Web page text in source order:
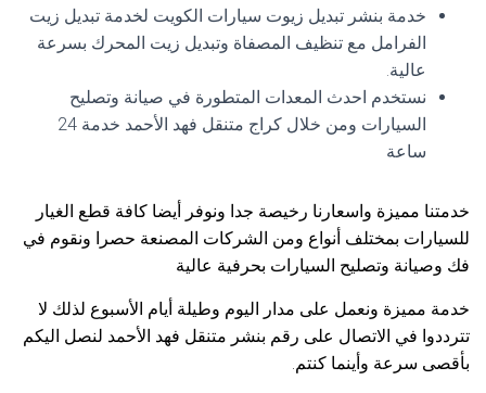
خدمة بنشر تبديل زيوت سيارات الكويت لخدمة تبديل زيت
الفرامل مع تنظيف المصفاة وتبديل زيت المحرك بسرعة
عالية.
نستخدم احدث المعدات المتطورة في صيانة وتصليح
السيارات ومن خلال كراج متنقل فهد الأحمد خدمة 24
ساعة
خدمتنا مميزة واسعارنا رخيصة جدا ونوفر أيضا كافة قطع الغيار
للسيارات بمختلف أنواع ومن الشركات المصنعة حصرا ونقوم في
فك وصيانة وتصليح السيارات بحرفية عالية
خدمة مميزة ونعمل على مدار اليوم وطيلة أيام الأسبوع لذلك لا
تترددوا في الاتصال على رقم بنشر متنقل فهد الأحمد لنصل اليكم
بأقصى سرعة وأينما كنتم.